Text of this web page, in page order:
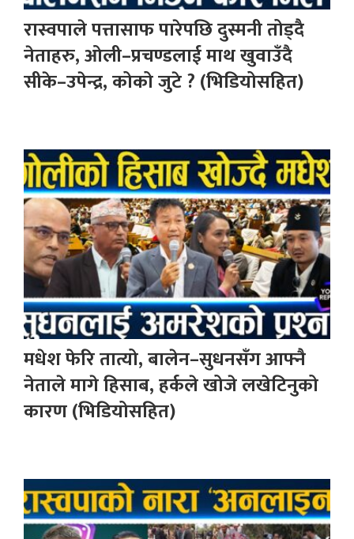
रास्वपाले पत्तासाफ पारेपछि दुस्मनी तोड्दै
नेताहरु, ओली–प्रचण्डलाई माथ खुवाउँदै
सीके–उपेन्द्र, कोको जुटे ? (भिडियोसहित)
मधेश फेरि तात्यो, बालेन–सुधनसँग आफ्नै
नेताले मागे हिसाब, हर्कले खोजे लखेटिनुको
कारण (भिडियोसहित)